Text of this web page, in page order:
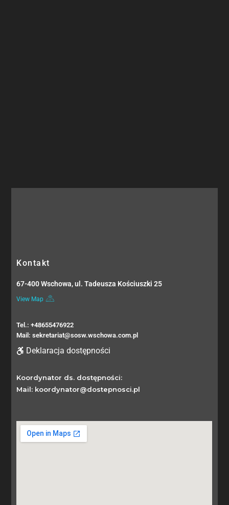
Kontakt
67-400 Wschowa, ul. Tadeusza Kościuszki 25
View Map
Tel.: +48655476922
Mail: sekretariat@sosw.wschowa.com.pl
Deklaracja dostępności
Koordynator ds. dostępności:
Mail: koordynator@dostepnosci.pl